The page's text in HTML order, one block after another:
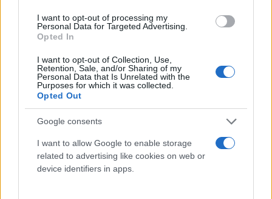
I want to opt-out of processing my
Personal Data for Targeted Advertising.
Opted In
I want to opt-out of Collection, Use,
Retention, Sale, and/or Sharing of my
Personal Data that Is Unrelated with the
Purposes for which it was collected.
Opted Out
Google consents
I want to allow Google to enable storage
related to advertising like cookies on web or
device identifiers in apps.
Κάνε κλικ και δες περισσότερο